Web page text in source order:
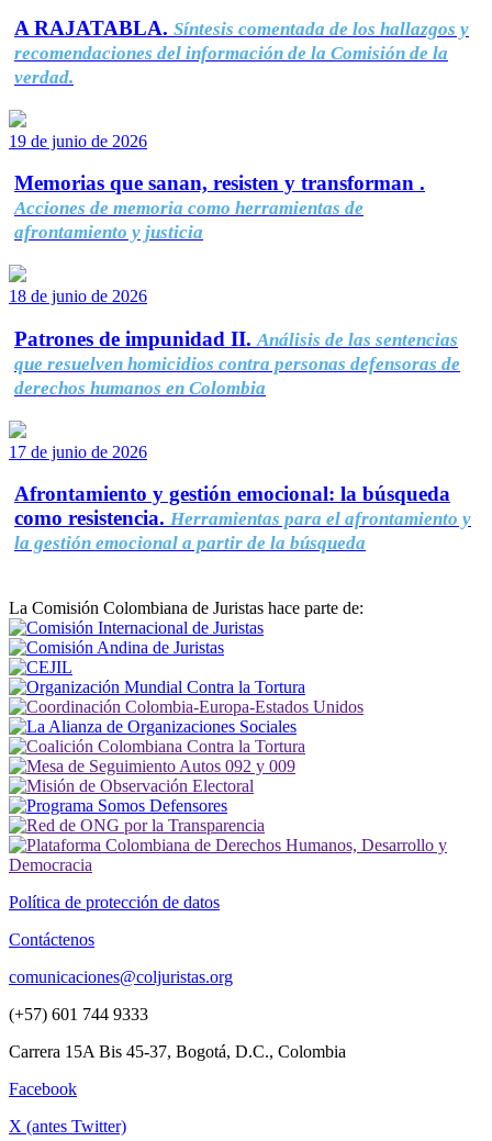
A RAJATABLA. Síntesis comentada de los hallazgos y
recomendaciones del información de la Comisión de la
verdad.
19 de junio de 2026
Memorias que sanan, resisten y transforman .
Acciones de memoria como herramientas de
afrontamiento y justicia
18 de junio de 2026
Patrones de impunidad II. Análisis de las sentencias
que resuelven homicidios contra personas defensoras de
derechos humanos en Colombia
17 de junio de 2026
Afrontamiento y gestión emocional: la búsqueda
como resistencia. Herramientas para el afrontamiento y
la gestión emocional a partir de la búsqueda
La Comisión Colombiana de Juristas hace parte de:
Política de protección de datos
Contáctenos
comunicaciones@coljuristas.org
(+57) 601 744 9333
Carrera 15A Bis 45-37, Bogotá, D.C., Colombia
Facebook
X (antes Twitter)